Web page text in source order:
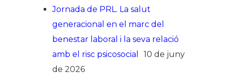
Jornada de PRL. La salut
generacional en el marc del
benestar laboral i la seva relació
amb el risc psicosocial
10 de juny
de 2026